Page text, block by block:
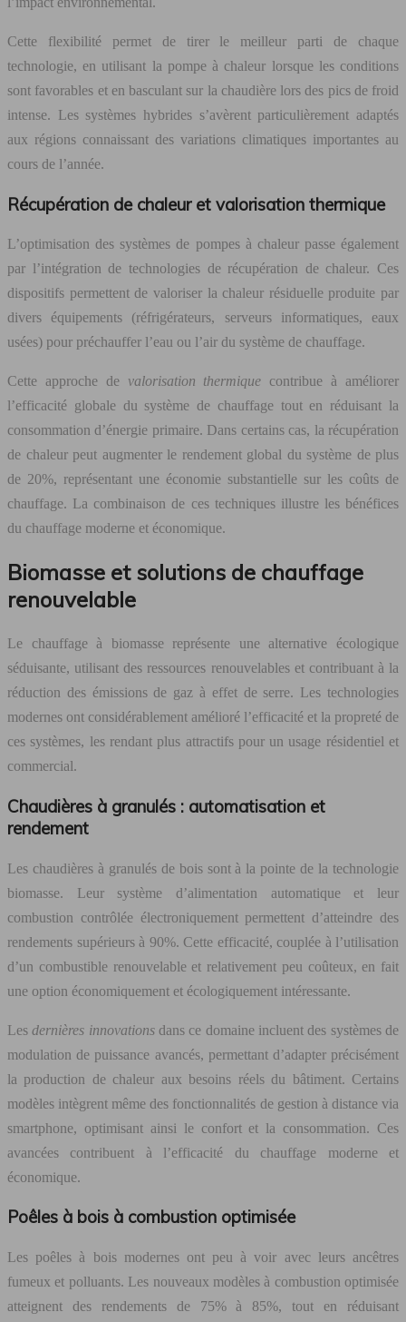
Cette flexibilité permet de tirer le meilleur parti de chaque
technologie, en utilisant la pompe à chaleur lorsque les conditions
sont favorables et en basculant sur la chaudière lors des pics de froid
intense. Les systèmes hybrides s’avèrent particulièrement adaptés
aux régions connaissant des variations climatiques importantes au
cours de l’année.
Récupération de chaleur et valorisation thermique
L’optimisation des systèmes de pompes à chaleur passe également
par l’intégration de technologies de récupération de chaleur. Ces
dispositifs permettent de valoriser la chaleur résiduelle produite par
divers équipements (réfrigérateurs, serveurs informatiques, eaux
usées) pour préchauffer l’eau ou l’air du système de chauffage.
Cette approche de valorisation thermique contribue à améliorer
l’efficacité globale du système de chauffage tout en réduisant la
consommation d’énergie primaire. Dans certains cas, la récupération
de chaleur peut augmenter le rendement global du système de plus
de 20%, représentant une économie substantielle sur les coûts de
chauffage. La combinaison de ces techniques illustre les bénéfices
du chauffage moderne et économique.
Biomasse et solutions de chauffage
renouvelable
Le chauffage à biomasse représente une alternative écologique
séduisante, utilisant des ressources renouvelables et contribuant à la
réduction des émissions de gaz à effet de serre. Les technologies
modernes ont considérablement amélioré l’efficacité et la propreté de
ces systèmes, les rendant plus attractifs pour un usage résidentiel et
commercial.
Chaudières à granulés : automatisation et
rendement
Les chaudières à granulés de bois sont à la pointe de la technologie
biomasse. Leur système d’alimentation automatique et leur
combustion contrôlée électroniquement permettent d’atteindre des
rendements supérieurs à 90%. Cette efficacité, couplée à l’utilisation
d’un combustible renouvelable et relativement peu coûteux, en fait
une option économiquement et écologiquement intéressante.
Lesdernières innovationsdans ce domaine incluent des systèmes de
modulation de puissance avancés, permettant d’adapter précisément
la production de chaleur aux besoins réels du bâtiment. Certains
modèles intègrent même des fonctionnalités de gestion à distance via
smartphone, optimisant ainsi le confort et la consommation. Ces
avancées contribuent à l’efficacité du chauffage moderne et
économique.
Poêles à bois à combustion optimisée
Les poêles à bois modernes ont peu à voir avec leurs ancêtres
fumeux et polluants. Les nouveaux modèles à combustion optimisée
atteignent des rendements de 75% à 85%, tout en réduisant